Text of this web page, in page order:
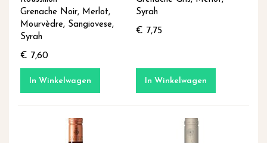
Grenache Noir, Merlot,
Mourvèdre, Sangiovese,
Syrah
€ 7,60
In Winkelwagen
Syrah
€ 7,75
In Winkelwagen